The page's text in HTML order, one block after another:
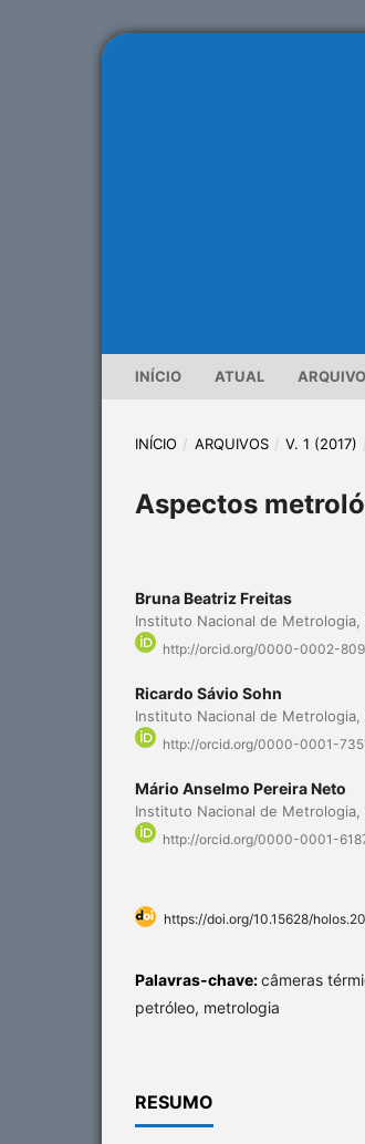
INÍCIO ATUAL
INÍCIO / ARQUIVOS / V. 1 (2017)
Aspectos
Bruna Beatriz Freitas
Instituto Nacional de
http://orcid.org/0000-0002-
Ricardo Sávio Sohn
Instituto Nacional de
http://orcid.org/0000-0001-
Mário Anselmo Pereira Neto
Instituto Nacional de
http://orcid.org/0000-0001-
https://doi.org/10.15628/
Palavras-chave:câmeras
petróleo, metrologia
RESUMO